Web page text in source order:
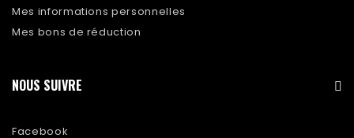
Mes informations personnelles
Mes bons de réduction
NOUS SUIVRE
Facebook